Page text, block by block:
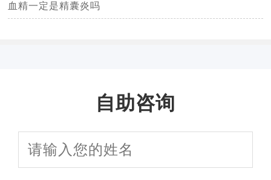
血精一定是精囊炎吗
自助咨询